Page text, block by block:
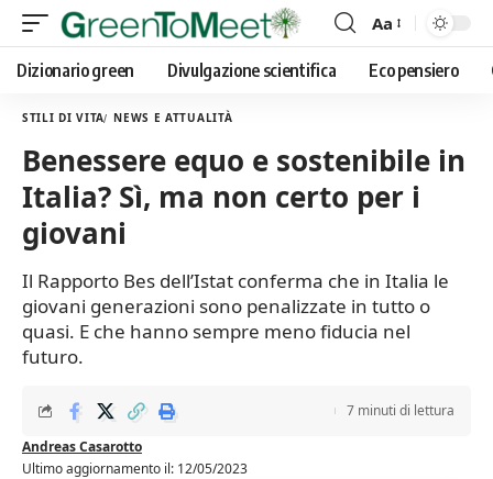
Font
Resizer
Aa
Dizionario green Divulgazione scientifica Eco pensiero
STILI DI VITA NEWS E ATTUALITÀ
Benessere equo e sostenibile in
Italia? Sì, ma non certo per i
giovani
Il Rapporto Bes dell’Istat conferma che in Italia le
giovani generazioni sono penalizzate in tutto o
quasi. E che hanno sempre meno fiducia nel
futuro.
Ultimo aggiornamento il: 12/05/2023
Andreas Casarotto
7 minuti di lettura